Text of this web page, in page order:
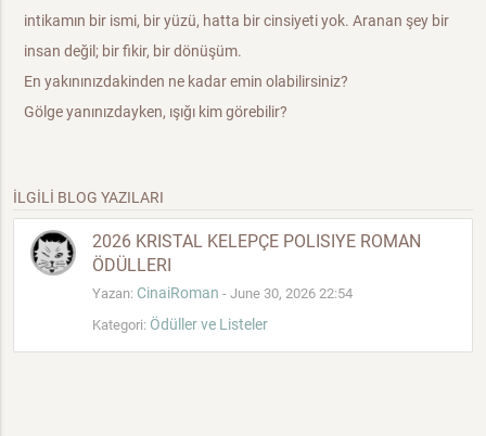
intikamın bir ismi, bir yüzü, hatta bir cinsiyeti yok. Aranan şey bir
insan değil; bir fikir, bir dönüşüm.
​En yakınınızdakinden ne kadar emin olabilirsiniz?
Gölge yanınızdayken, ışığı kim görebilir?
İLGİLİ BLOG YAZILARI
2026 KRISTAL KELEPÇE POLISIYE ROMAN
ÖDÜLLERI
Yazan: CinaiRoman - June 30, 2026 22:54
Kategori: Ödüller ve Listeler